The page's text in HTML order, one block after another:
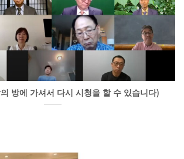
방에 가셔서 다시 시청을 할 수 있습니다)